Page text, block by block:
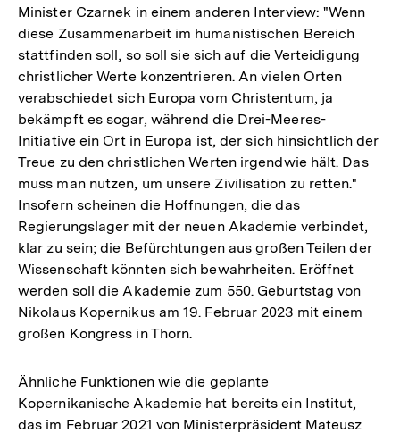
Minister Czarnek in einem anderen Interview: "Wenn
diese Zusammenarbeit im humanistischen Bereich
stattfinden soll, so soll sie sich auf die Verteidigung
christlicher Werte konzentrieren. An vielen Orten
verabschiedet sich Europa vom Christentum, ja
bekämpft es sogar, während die Drei-Meeres-
Initiative ein Ort in Europa ist, der sich hinsichtlich der
Treue zu den christlichen Werten irgendwie hält. Das
muss man nutzen, um unsere Zivilisation zu retten."
Insofern scheinen die Hoffnungen, die das
Regierungslager mit der neuen Akademie verbindet,
klar zu sein; die Befürchtungen aus großen Teilen der
Wissenschaft könnten sich bewahrheiten. Eröffnet
werden soll die Akademie zum 550. Geburtstag von
Nikolaus Kopernikus am 19. Februar 2023 mit einem
großen Kongress in Thorn.
Ähnliche Funktionen wie die geplante
Kopernikanische Akademie hat bereits ein Institut,
das im Februar 2021 von Ministerpräsident Mateusz